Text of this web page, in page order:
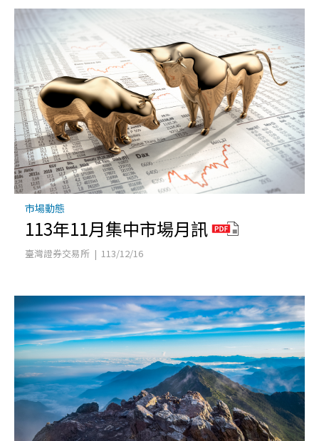
市場動態
113年11月集中市場月訊
臺灣證券交易所 | 113/12/16